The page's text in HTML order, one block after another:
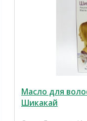
Масло для
Шикакай